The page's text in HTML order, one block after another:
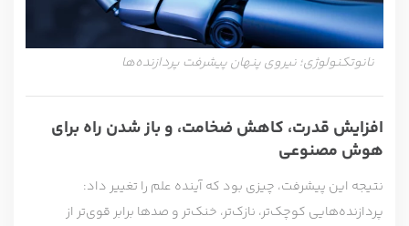
نانوتکنولوژی؛ نیروی پنهان پیشرفت پردازنده‌ها
افزایش قدرت، کاهش ضخامت، و باز شدن راه برای
هوش مصنوعی
نتیجه این پیشرفت، چیزی بود که آینده علم را تغییر داد:
پردازنده‌هایی کوچک‌تر، نازک‌تر، خنک‌تر و صدها برابر قوی‌تر از